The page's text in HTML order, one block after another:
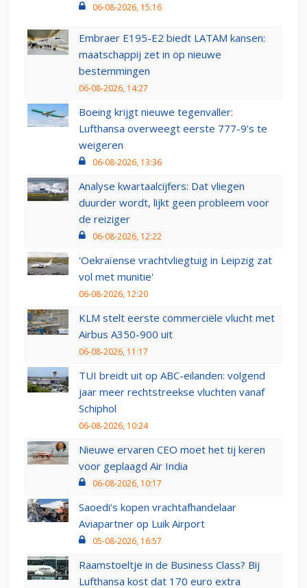
06-08-2026, 15:16
Embraer E195-E2 biedt LATAM kansen:
maatschappij zet in op nieuwe
bestemmingen
06-08-2026, 14:27
Boeing krijgt nieuwe tegenvaller:
Lufthansa overweegt eerste 777-9’s te
weigeren
06-08-2026, 13:36
Analyse kwartaalcijfers: Dat vliegen
duurder wordt, lijkt geen probleem voor
de reiziger
06-08-2026, 12:22
'Oekraïense vrachtvliegtuig in Leipzig zat
vol met munitie'
06-08-2026, 12:20
KLM stelt eerste commerciële vlucht met
Airbus A350-900 uit
06-08-2026, 11:17
TUI breidt uit op ABC-eilanden: volgend
jaar meer rechtstreekse vluchten vanaf
Schiphol
06-08-2026, 10:24
Nieuwe ervaren CEO moet het tij keren
voor geplaagd Air India
06-08-2026, 10:17
Saoedi’s kopen vrachtafhandelaar
Aviapartner op Luik Airport
05-08-2026, 16:57
Raamstoeltje in de Business Class? Bij
Lufthansa kost dat 170 euro extra